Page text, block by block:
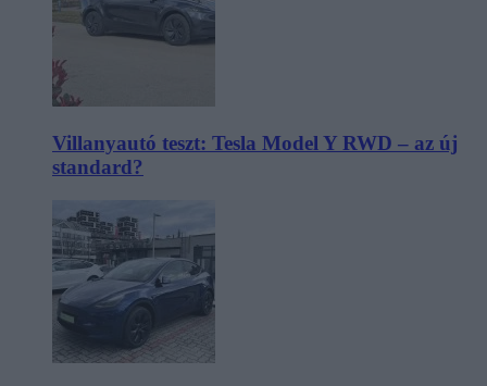
Villanyautó teszt: Tesla Model Y RWD – az új
standard?